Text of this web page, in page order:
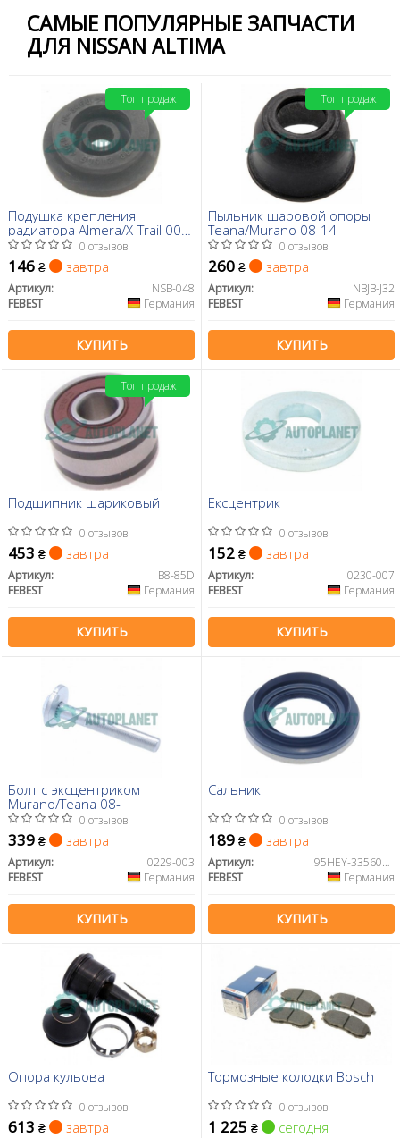
САМЫЕ ПОПУЛЯРНЫЕ ЗАПЧАСТИ
ДЛЯ NISSAN ALTIMA
Подушка крепления
радиатора Almera/X-Trail 00-
13
0 отзывов
146 ₴ завтра
Артикул:
NSB-048
FEBEST
Германия
КУПИТЬ
Топ продаж
Пыльник шаровой опоры
Teana/Murano 08-14
0 отзывов
260 ₴ завтра
Артикул:
NBJB-J32
FEBEST
Германия
КУПИТЬ
Топ продаж
Подшипник шариковый
0 отзывов
453 ₴ завтра
Артикул:
B8-85D
FEBEST
Германия
КУПИТЬ
Топ продаж
Ексцентрик
0 отзывов
152 ₴ завтра
Артикул:
0230-007
FEBEST
Германия
КУПИТЬ
Болт с эксцентриком
Murano/Teana 08-
0 отзывов
339 ₴ завтра
Артикул:
0229-003
FEBEST
Германия
КУПИТЬ
Сальник
0 отзывов
189 ₴ завтра
Артикул:
95HEY-33560814C
FEBEST
Германия
КУПИТЬ
Опора кульова
0 отзывов
613 ₴ завтра
Тормозные колодки Bosch
0 отзывов
1 225 ₴ сегодня